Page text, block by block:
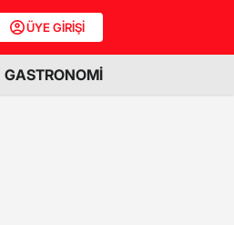
ÜYE GİRİŞİ
GASTRONOMİ